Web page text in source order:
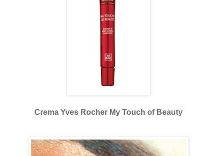
Crema Yves Rocher My Touch of Beauty